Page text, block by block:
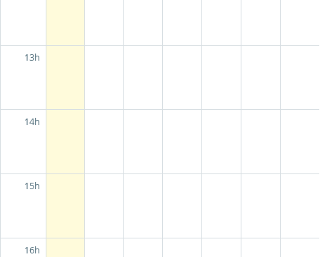
13h
14h
15h
16h